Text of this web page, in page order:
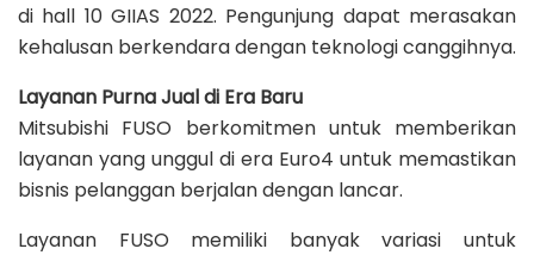
di hall 10 GIIAS 2022. Pengunjung dapat merasakan
kehalusan berkendara dengan teknologi canggihnya.
Layanan Purna Jual di Era Baru
Mitsubishi FUSO berkomitmen untuk memberikan
layanan yang unggul di era Euro4 untuk memastikan
bisnis pelanggan berjalan dengan lancar.
Layanan FUSO memiliki banyak variasi untuk